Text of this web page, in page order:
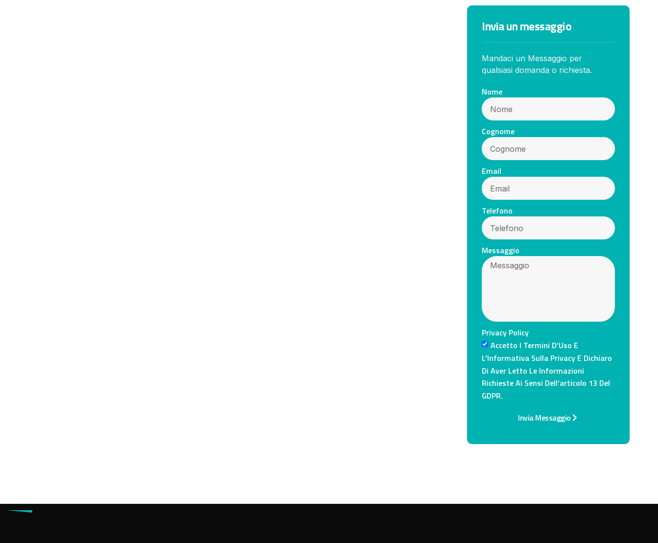
Invia un messaggio
Mandaci un Messaggio per
qualsiasi domanda o richiesta.
Nome
Cognome
Email
Telefono
Messaggio
Privacy Policy
Accetto I Termini D'Uso E
L'Informativa Sulla Privacy E Dichiaro
Di Aver Letto Le Informazioni
Richieste Ai Sensi Dell'articolo 13 Del
GDPR.
Invia Messaggio